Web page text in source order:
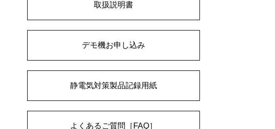
取扱説明書
デモ機お申し込み
静電気対策製品記録用紙
よくあるご質問［FAQ］